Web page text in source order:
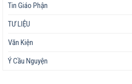
Tin Giáo Phận
TƯ LIỆU
Văn Kiện
Ý Cầu Nguyện